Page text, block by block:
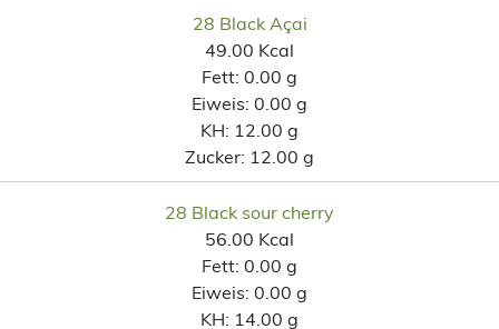
28 Black Açai
49.00 Kcal
Fett: 0.00 g
Eiweis: 0.00 g
KH: 12.00 g
Zucker: 12.00 g
28 Black sour cherry
56.00 Kcal
Fett: 0.00 g
Eiweis: 0.00 g
KH: 14.00 g